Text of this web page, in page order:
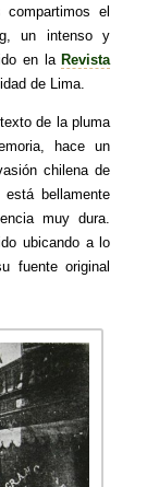
compartimos el
un intenso y
en laRevista
de Lima.
de la pluma
hace un
chilena de
bellamente
muy dura.
ubicando a lo
fuente original